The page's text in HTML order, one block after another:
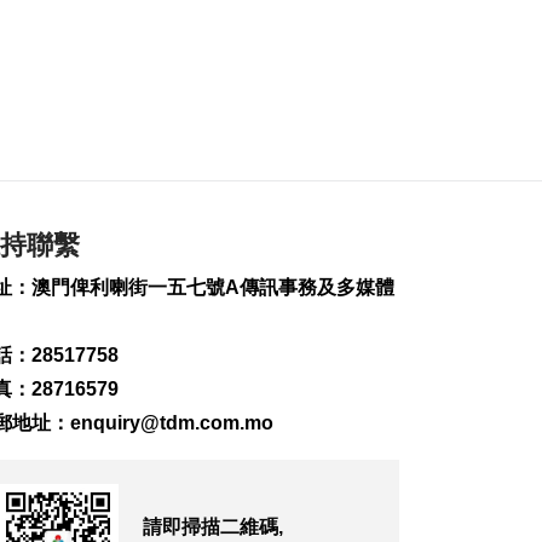
2026-08-07 19:27
2026-08-07 19:24
治療
聯繫
：澳門俾利喇街一五七號A傳訊事務及多媒體
：28517758
：28716579
地址： enquiry@tdm.com.mo
請即掃描二維碼,